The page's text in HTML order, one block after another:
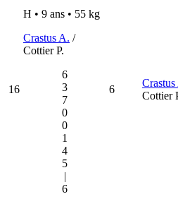
16
H • 9 ans • 55 kg
Crastus A. /
Cottier P.
6
3
7
0
0
1
4
5
|
6
6
Crastus
Cottier